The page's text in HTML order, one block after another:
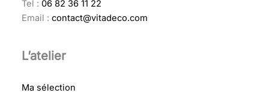
Tel : 06 82 36 11 22
Email : contact@vitadeco.com
L’atelier
Ma sélection